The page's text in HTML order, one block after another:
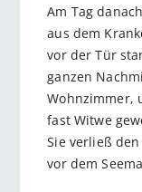
Am Tag
aus dem
vor der Tür
ganzen
Wohnzimmer,
fast Witwe
Sie verließ den
vor dem